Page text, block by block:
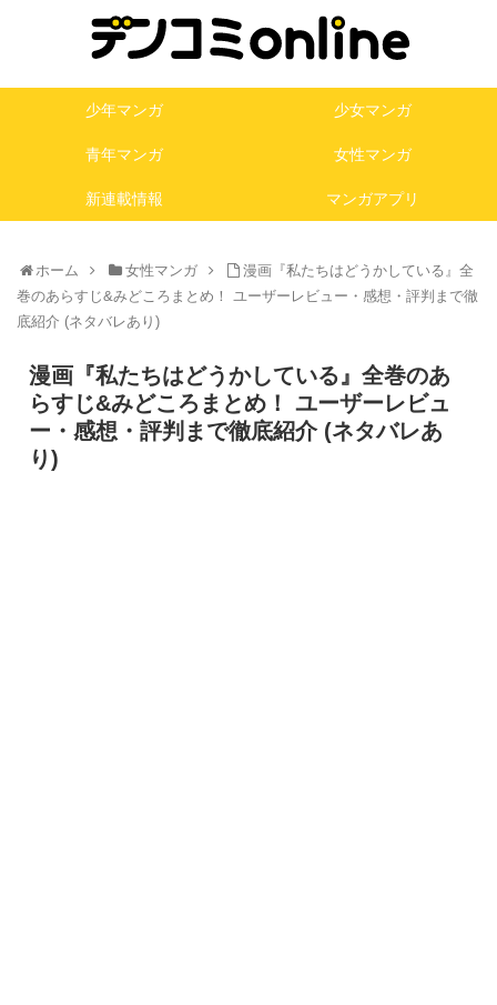
少年マンガ 少女マンガ
青年マンガ 女性マンガ
新連載情報 マンガアプリ
ホーム 女性マンガ
漫画『私たちはどうかしている』全
巻のあらすじ&みどころまとめ！ ユーザーレビュー・感想・評判まで徹
底紹介 (ネタバレあり)
漫画『私たちはどうかしている』全巻のあ
らすじ&みどころまとめ！ ユーザーレビュ
ー・感想・評判まで徹底紹介 (ネタバレあ
り)